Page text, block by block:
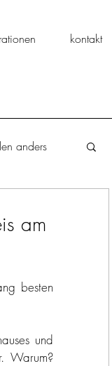
kontakt
anders
am
besten
und
Warum?